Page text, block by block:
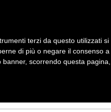
A
V
G
NEL
terzi da questo utilizzati
di più o negare il consenso
banner, scorrendo questa